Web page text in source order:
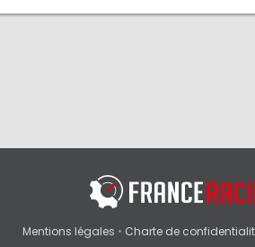
Mentions légales • Charte de